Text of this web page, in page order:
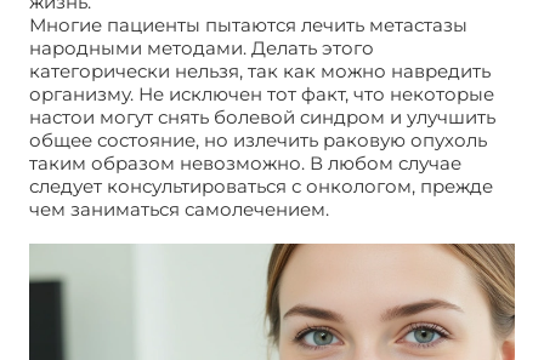
Многие пациенты пытаются лечить метастазы
народными методами. Делать этого
категорически нельзя, так как можно навредить
организму. Не исключен тот факт, что некоторые
настои могут снять болевой синдром и улучшить
общее состояние, но излечить раковую опухоль
таким образом невозможно. В любом случае
следует консультироваться с онкологом, прежде
чем заниматься самолечением.